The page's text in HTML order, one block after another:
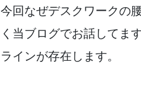
今回なぜデスクワークの
く当ブログでお話してま
ラインが存在します。